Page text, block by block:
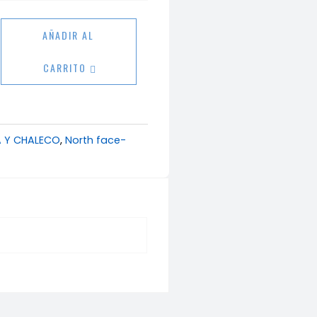
AÑADIR AL
CARRITO
CHALECO, North face-